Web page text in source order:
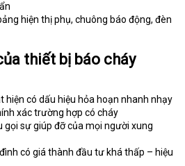
hiện thị phụ, chuông báo động, đèn
thiết bị báo cháy
hiện có dấu hiệu hỏa hoạn nhanh nhạy
xác trường hợp có cháy
gọi sự giúp đỡ của mọi người xung
có giá thành đầu tư khá thấp – hiệu